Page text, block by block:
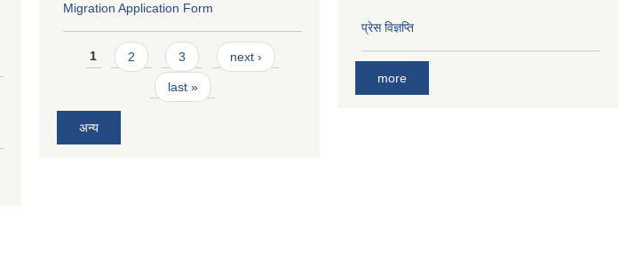
Migration Application Form
Pages
1 2 3 next ›
last »
अन्य
प्रेस विज्ञप्ति
more